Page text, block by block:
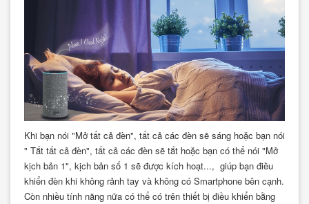
Khi bạn nói "Mở tất cả đèn", tất cả các đèn sẽ sáng hoặc bạn nói
" Tắt tất cả đèn", tất cả các đèn sẽ tắt hoặc bạn có thể nói "Mở
kịch bản 1", kịch bản số 1 sẽ được kích hoạt..., giúp bạn điều
khiển đèn khi không rảnh tay và không có Smartphone bên cạnh.
Còn nhiều tính năng nữa có thể có trên thiết bị điều khiển bằng